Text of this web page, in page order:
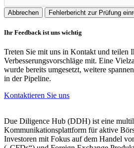
Abbrechen Fehlerbericht zur Prüfung
Ihr Feedback ist uns wichtig
Treten Sie mit uns in Kontakt und teilen
Verbesserungsvorschläge mit. Eine
wurde bereits umgesetzt, weitere
in der Pipeline.
Kontaktieren Sie uns
Due Diligence Hub (DDH) ist eine
Kommunikationsplattform für aktive
Investoren mit Fokus auf dem Handel